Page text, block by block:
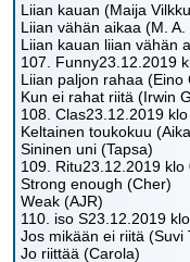
Liian kauan (Maija
Liian vähän aikaa (M.
Liian kauan liian vähän
107. Funny23.12.2019
Liian paljon rahaa (Eino
Kun ei rahat riitä (Irwin
108. Clas23.12.2019
Keltainen toukokuu
Sininen uni (Tapsa)
109. Ritu23.12.2019 klo
Strong enough (Cher)
Weak (AJR)
110. iso S23.12.2019
Jos mikään ei riitä (Suvi
Jo riittää (Carola)